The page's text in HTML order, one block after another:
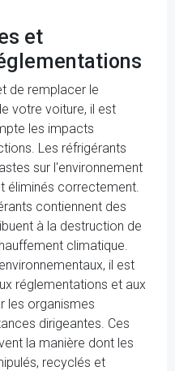
et
de remplacer le
votre voiture, il est
les impacts
Les réfrigérants
sur l'environnement
éliminés correctement.
contiennent des
à la destruction de
climatique.
il est
réglementations et aux
les organismes
dirigeantes. Ces
la manière dont les
recyclés et